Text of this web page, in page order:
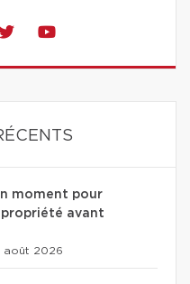
moment pour
avant
août 2026